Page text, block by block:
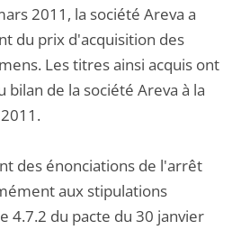
2011, la société Areva a
du prix d'acquisition des
Les titres ainsi acquis ont
bilan de la société Areva à la
des énonciations de l'arrêt
aux stipulations
4.7.2 du pacte du 30 janvier